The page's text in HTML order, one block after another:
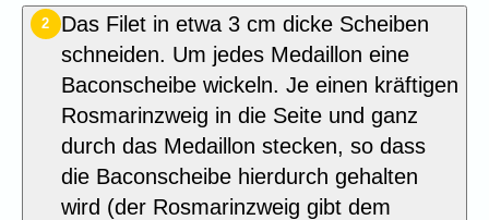
2
Das Filet in etwa 3 cm dicke Scheiben
schneiden. Um jedes Medaillon eine
Baconscheibe wickeln. Je einen kräftigen
Rosmarinzweig in die Seite und ganz
durch das Medaillon stecken, so dass
die Baconscheibe hierdurch gehalten
wird (der Rosmarinzweig gibt dem